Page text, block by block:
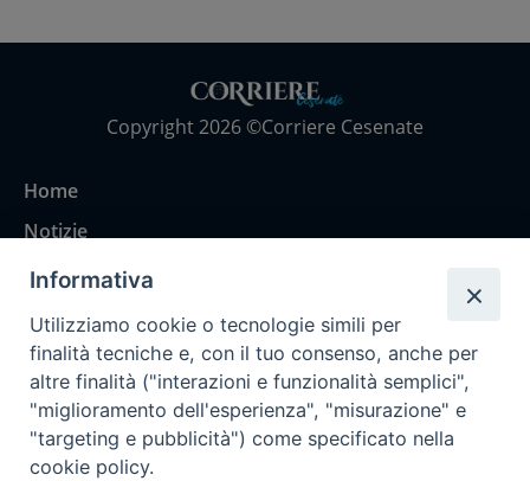
Copyright 2026 ©Corriere Cesenate
Home
Notizie
Rubriche
Chi siamo
Come abbonarsi
Contatti
Informativa
Utilizziamo cookie o tecnologie simili per
finalità tecniche e, con il tuo consenso, anche per
altre finalità ("interazioni e funzionalità semplici",
"miglioramento dell'esperienza", "misurazione" e
"targeting e pubblicità") come specificato nella
cookie policy.